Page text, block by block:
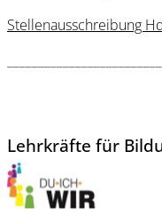
Stellenausschreibung
Lehrkräfte für